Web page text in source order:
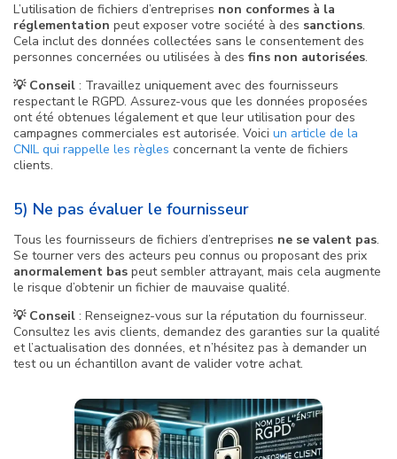
L’utilisation de fichiers d’entreprises non conformes à la
réglementation peut exposer votre société à des sanctions.
Cela inclut des données collectées sans le consentement des
personnes concernées ou utilisées à des fins non autorisées.
💡 Conseil : Travaillez uniquement avec des fournisseurs
respectant le RGPD. Assurez-vous que les données proposées
ont été obtenues légalement et que leur utilisation pour des
campagnes commerciales est autorisée. Voici un article de la
CNIL qui rappelle les règles concernant la vente de fichiers
clients.
5) Ne pas évaluer le fournisseur
Tous les fournisseurs de fichiers d’entreprises ne se valent pas.
Se tourner vers des acteurs peu connus ou proposant des prix
anormalement bas peut sembler attrayant, mais cela augmente
le risque d’obtenir un fichier de mauvaise qualité.
💡 Conseil : Renseignez-vous sur la réputation du fournisseur.
Consultez les avis clients, demandez des garanties sur la qualité
et l’actualisation des données, et n’hésitez pas à demander un
test ou un échantillon avant de valider votre achat.